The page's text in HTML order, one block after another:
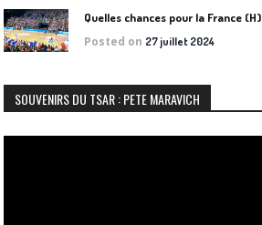
Quelles chances pour la France
Posted on 27 juillet 2024
SOUVENIRS DU TSAR : PETE MARAVICH